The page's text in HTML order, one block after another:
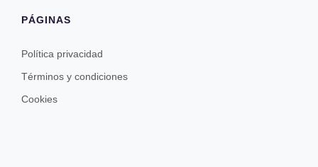
PÁGINAS
Política privacidad
Términos y condiciones
Cookies